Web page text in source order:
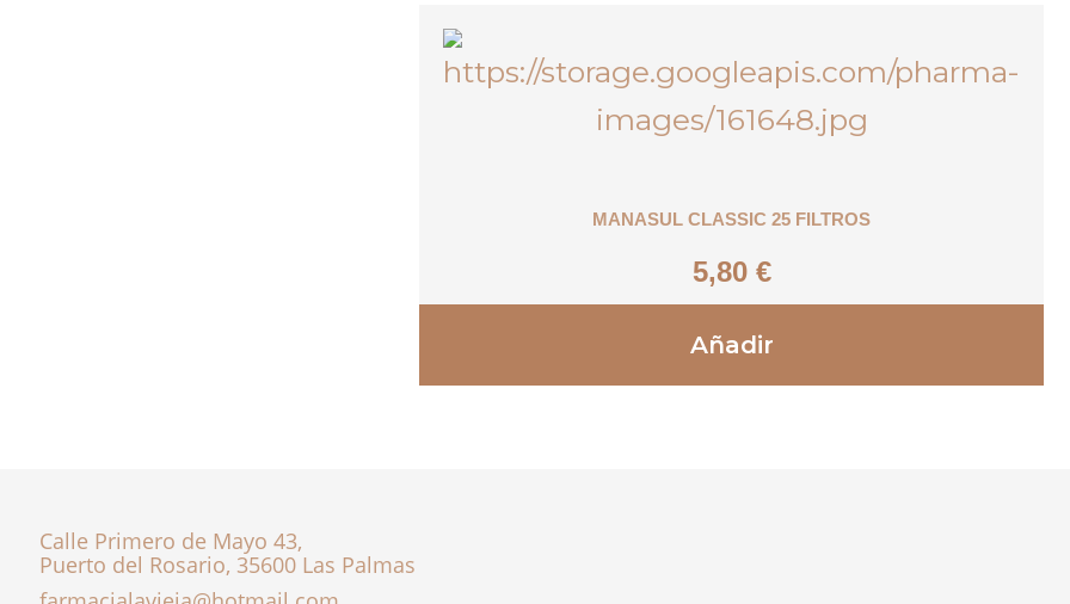
MANASUL CLASSIC 25 FILTROS
5,80 €
Añadir
Calle Primero de Mayo 43,
Puerto del Rosario, 35600 Las Palmas